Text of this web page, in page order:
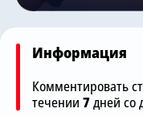
Информация
Комментировать
течении 7дней со